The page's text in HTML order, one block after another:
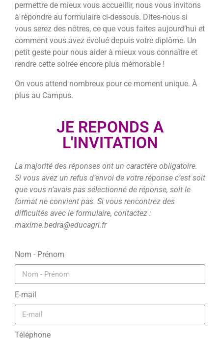
permettre de mieux vous accueillir, nous vous invitons
à répondre au formulaire ci-dessous. Dites-nous si
vous serez des nôtres, ce que vous faites aujourd’hui et
comment vous avez évolué depuis votre diplôme. Un
petit geste pour nous aider à mieux vous connaître et
rendre cette soirée encore plus mémorable !
On vous attend nombreux pour ce moment unique. À
plus au Campus.
JE REPONDS A
L'INVITATION​
La majorité des réponses ont un caractère obligatoire.
Si vous avez un refus d’envoi de votre réponse c’est soit
que vous n’avais pas sélectionné de réponse, soit le
format ne convient pas. Si vous rencontrez des
difficultés avec le formulaire, contactez :
maxime.bedra@educagri.fr
Nom - Prénom
E-mail
Téléphone